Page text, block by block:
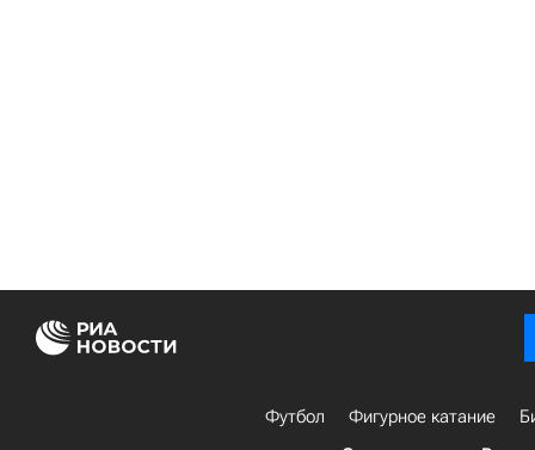
Футбол Фигурное катание